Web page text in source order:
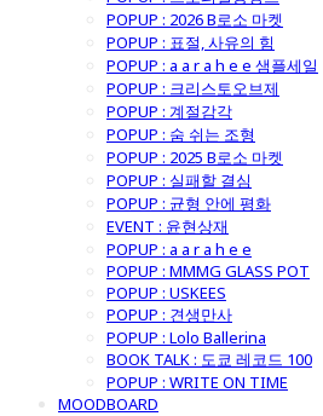
POPUP : 2026 B로소 마켓
POPUP : 표절, 사유의 힘
POPUP : a a r a h e e 샘플세일
POPUP : 크리스토오브제
POPUP : 계절감각
POPUP : 숨 쉬는 조형
POPUP : 2025 B로소 마켓
POPUP : 실패할 결심
POPUP : 균형 안에 평화
EVENT : 윤현상재
POPUP : a a r a h e e
POPUP : MMMG GLASS POT
POPUP : USKEES
POPUP : 견생만사
POPUP : Lolo Ballerina
BOOK TALK : 도쿄 레코드 100
POPUP : WRITE ON TIME
MOODBOARD